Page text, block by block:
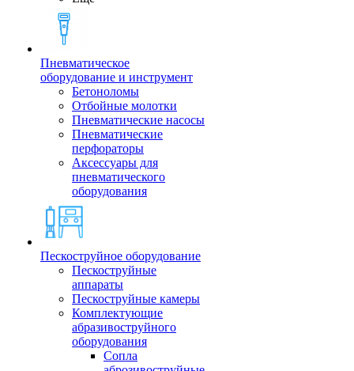
Пневматическое
оборудование и инструмент
Бетоноломы
Отбойные молотки
Пневматические насосы
Пневматические
перфораторы
Аксессуары для
пневматического
оборудования
Пескоструйное оборудование
Пескоструйные
аппараты
Пескоструйные камеры
Комплектующие
абразивоструйного
оборудования
Сопла